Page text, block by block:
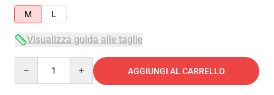
M
L
Visualizza guida alle taglie
AGGIUNGI AL CARRELLO